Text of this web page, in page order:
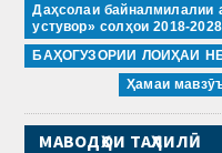
Даҳсолаи байналмилалии
устувор» солҳои 2018-2028
БАҲОГУЗОРИИ ЛОИҲАИ
Ҳамаи
МАВОДҲОИ ТАҲЛИЛӢ